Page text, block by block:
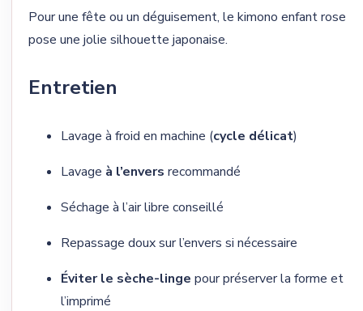
Pour une fête ou un déguisement, le kimono enfant rose
pose une jolie silhouette japonaise.
Entretien
Lavage à froid en machine (cycle délicat)
Lavage à l’envers recommandé
Séchage à l’air libre conseillé
Repassage doux sur l’envers si nécessaire
Éviter le sèche-linge pour préserver la forme et
l’imprimé